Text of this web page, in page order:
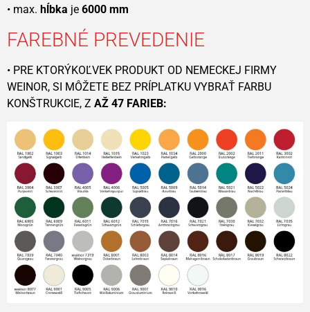
• max. hĺbka je 6000 mm
FAREBNÉ PREVEDENIE
• PRE KTORÝKOĽVEK PRODUKT OD NEMECKEJ FIRMY
WEINOR, SI MÔŽETE BEZ PRÍPLATKU VYBRAŤ FARBU
KONŠTRUKCIE, Z AŽ 47 FARIEB: